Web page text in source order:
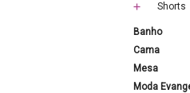
Shorts
Banho
Cama
Mesa
Moda